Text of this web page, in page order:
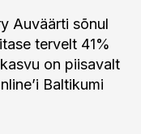
Auväärti sõnul
tervelt 41%
on piisavalt
Baltikumi